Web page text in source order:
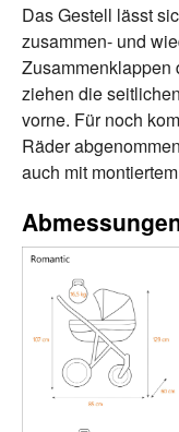
Das Gestell lässt
zusammen- und
Zusammenklappen
ziehen die
vorne. Für noch
Räder
auch mit